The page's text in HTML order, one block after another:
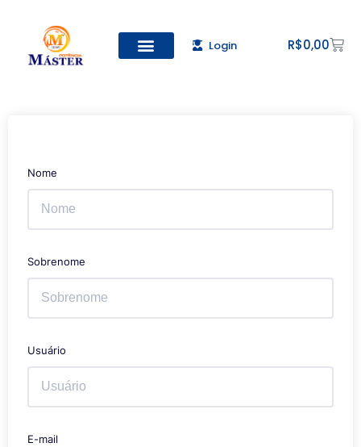
Login R$0,00
Nome
Sobrenome
Usuário
E-mail